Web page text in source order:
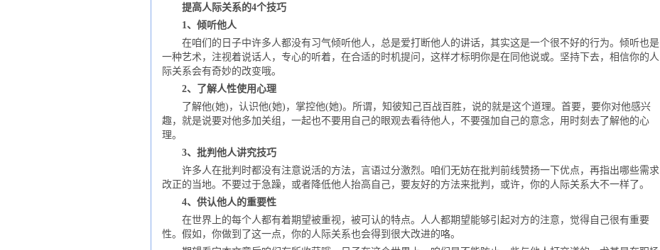
提高人际关系的4个技巧
1、倾听他人
在咱们的日子中许多人都没有习气倾听他人，总是爱打断他人的讲话，其实这是一个很不好的行为。倾听也是
一种艺术，注视着说话人，专心的听着，在合适的时机提问，这样才标明你是在同他说或。坚持下去，相信你的人
际关系会有奇妙的改变哦。
2、了解人性使用心理
了解他(她)，认识他(她)，掌控他(她)。所谓，知彼知己百战百胜，说的就是这个道理。首要，要你对他感兴
趣，就是说要对他多加关组，一起也不要用自己的眼观去看待他人，不要强加自己的意念，用时刻去了解他的心
理。
3、批判他人讲究技巧
许多人在批判时都没有注意说活的方法，言语过分激烈。咱们无妨在批判前线赞扬一下优点，再指出哪些需求
改正的当地。不要过于急躁，或者降低他人抬高自己，要友好的方法来批判，或许，你的人际关系大不一样了。
4、供认他人的重要性
在世界上的每个人都有着期望被重视，被可认的特点。人人都期望能够引起对方的注意，觉得自己很有重要
性。假如，你做到了这一点，你的人际关系也会得到很大改进的咯。